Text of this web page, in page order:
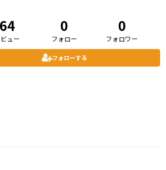
64
ュー
0
フォロー
0
フォロワー
フォローする